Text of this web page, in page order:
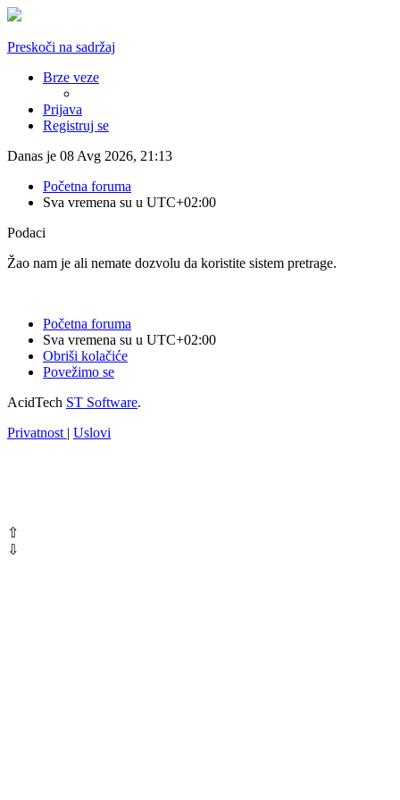
Preskoči na sadržaj
Brze veze
Prijava
Registruj se
Danas je 08 Avg 2026, 21:13
Početna foruma
Sva vremena su u UTC+02:00
Podaci
Žao nam je ali nemate dozvolu da koristite sistem pretrage.
Početna foruma
Sva vremena su u UTC+02:00
Obriši kolačiće
Povežimo se
AcidTech ST Software.
Privatnost | Uslovi
⇧
⇩